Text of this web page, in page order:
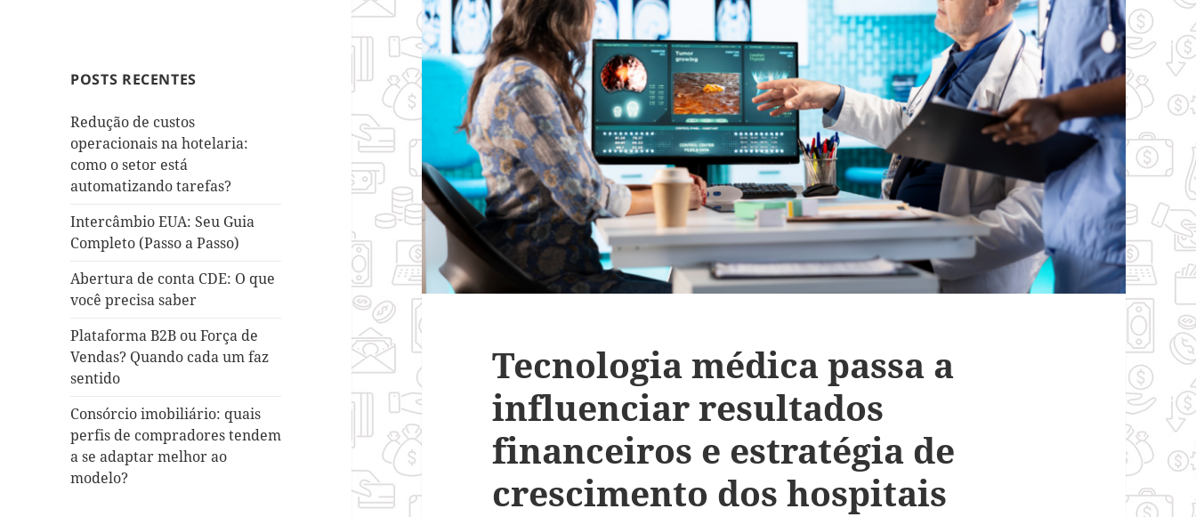
POSTS RECENTES
Redução de custos
operacionais na hotelaria:
como o setor está
automatizando tarefas?
Intercâmbio EUA: Seu Guia
Completo (Passo a Passo)
Abertura de conta CDE: O que
você precisa saber
Plataforma B2B ou Força de
Vendas? Quando cada um faz
sentido
Consórcio imobiliário: quais
perfis de compradores tendem
a se adaptar melhor ao
modelo?
Tecnologia médica passa a
influenciar resultados
financeiros e estratégia de
crescimento dos hospitais